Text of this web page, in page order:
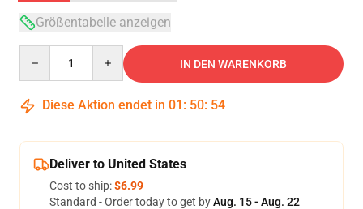
Größentabelle anzeigen
IN DEN WARENKORB
Diese Aktion endet in 01 : 50: 53
Deliver to United States
Cost to ship:$6.99
Standard - Order today to get byAug. 15 - Aug. 22